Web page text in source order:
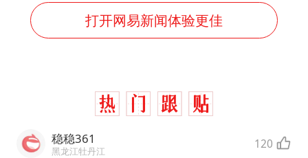
打开网易新闻体验更佳
稳稳361
黑龙江牡丹江 120